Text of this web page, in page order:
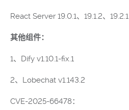
React Server 19.0.1、19.1.2、19.2.1
其他组件：
1、Dify v1.10.1-fix.1
2、Lobechat v1.143.2
CVE-2025-66478：